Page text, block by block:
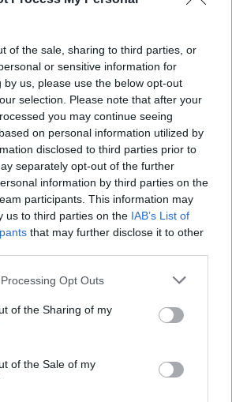
of the sale, sharing to third parties, or
or sensitive information for
by us, please use the below opt-out
selection. Please note that after your
you may continue seeing
on personal information utilized by
disclosed to third parties prior to
separately opt-out of the further
information by third parties on the
participants. This information may
us to third parties on the IAB’s List of
that may further disclose it to other
Opt Outs
of the Sharing of my
of the Sale of my
не зафатил населено место, а
пламените јазици пред да се
пожарот е сè уште во
развој.
за текстот се на редакцијата
Хорор во соседството - ГО
ЗАМРЗНАЛ МРТВИОТ ТАТКО ЗА ДА
ЈА ЗЕМА ПЕНЗИЈАТА
АВТОМОБИЛИ ЗА „ЦЕНА НА
ВЕЛОСИПЕД“ - Бугарија вмешана
во милионска царинска измама
со возила за Кипар
ВО ПОСЛЕДНИ 7 ДЕНА